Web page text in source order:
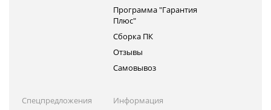
Программа "Гарантия
Плюс"
Сборка ПК
Отзывы
Самовывоз
Спецпредложения
Информация